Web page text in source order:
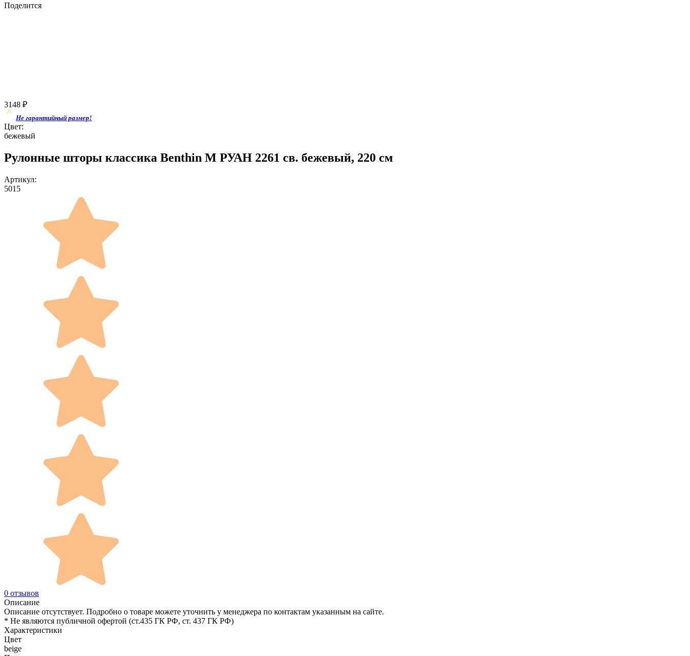
Поделится
3148 ₽
Не гарантийный размер!
Цвет:
бежевый
Рулонные шторы классика Benthin M РУАН 2261 св. бежевый, 220 см
Артикул:
5015
0 отзывов
Описание
Описание отсутствует. Подробно о товаре можете уточнить у менеджера по контактам указанным на сайте.
* Не являются публичной офертой (ст.435 ГК РФ, cт. 437 ГК РФ)
Характеристики
Цвет
beige